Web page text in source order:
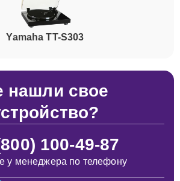
Yamaha TT-S303
нашли свое
100-49-87
у менеджера по телефону